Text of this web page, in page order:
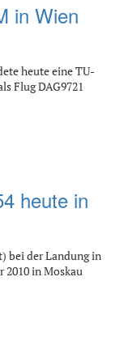
in Wien
heute eine TU-
Flug DAG9721
heute in
bei der Landung in
2010 in Moskau